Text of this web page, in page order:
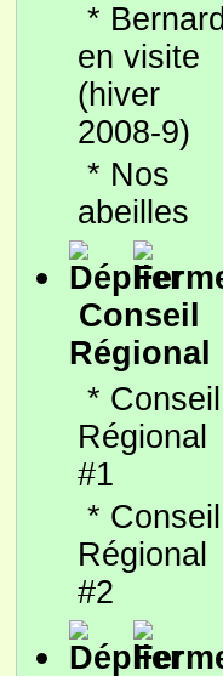
* Bernard
en visite
(hiver
2008-9)
* Nos
abeilles
Conseil
Régional
* Conseil
Régional
#1
* Conseil
Régional
#2